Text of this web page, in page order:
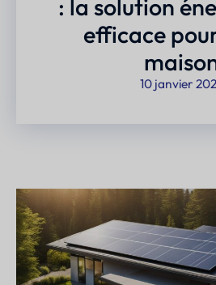
: la solution
efficace
10 janvier